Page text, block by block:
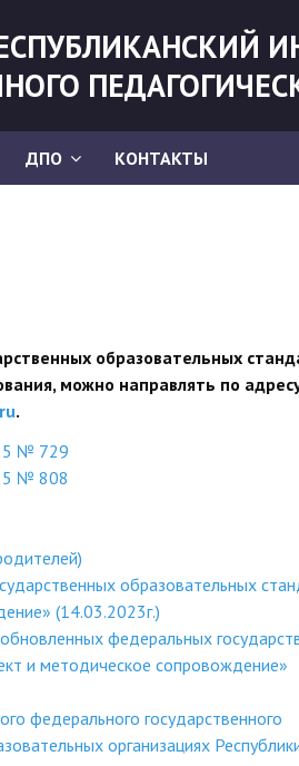
ДПО КОНТАКТЫ
образовательных
можно направлять по
.
№ 729
№ 808
образовательных
(14.03.2023г.)
федеральных
и методическое сопровождение»
федерального государственного
организациях